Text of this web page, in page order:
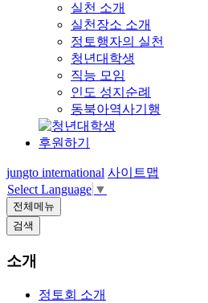
실천 소개
실천장소 소개
정토행자의 실천
청년대학생
직능 모임
인도 성지순례
동북아역사기행
후원하기
jungto international 사이트맵
Select Language ▼
전체메뉴
검색
소개
정토회 소개